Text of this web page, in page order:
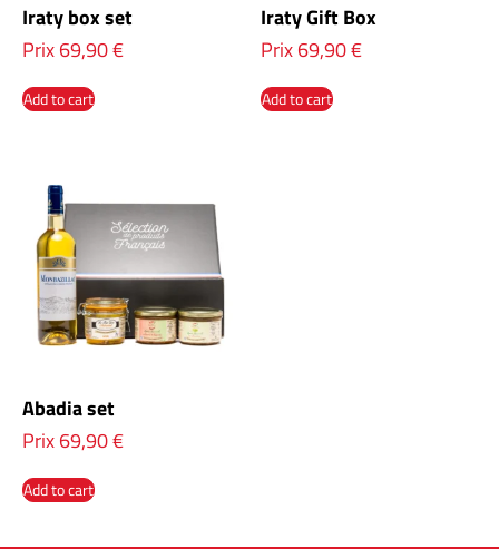
Iraty box set
Prix69,90€
Add to cart
Iraty Gift Box
Prix69,90€
Add to cart
Abadia set
Prix69,90€
Add to cart